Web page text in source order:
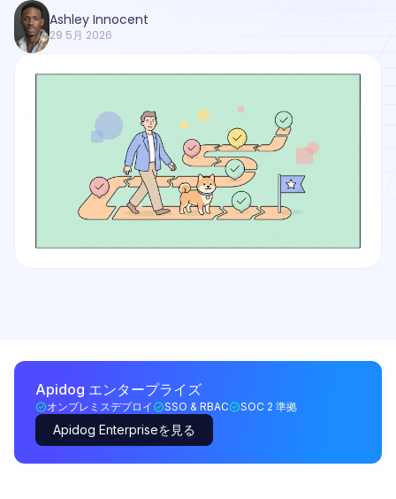
Ashley Innocent
29 5月 2026
Apidog エンタープライズ
オンプレミスデプロイ SSO & RBAC SOC 2 準拠
Apidog Enterpriseを見る